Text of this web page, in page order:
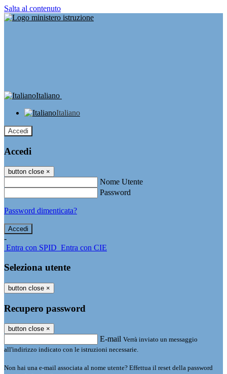
Salta al contenuto
Italiano
Italiano
Accedi
Accedi
button close ×
Nome Utente
Password
Password dimenticata?
-
Entra con SPID Entra con CIE
Seleziona utente
button close ×
Recupero password
button close ×
E-mail Verrà inviato un messaggio
all'indirizzo indicato con le istruzioni necessarie.
Non hai una e-mail associata al nome utente? Effettua il reset della password